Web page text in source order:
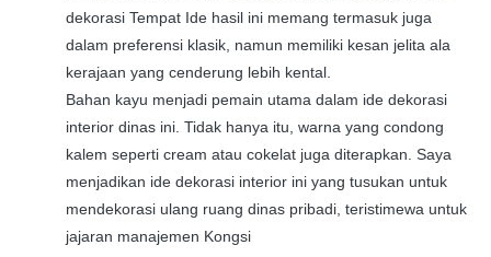
dekorasi Tempat Ide hasil ini memang termasuk juga
dalam preferensi klasik, namun memiliki kesan jelita ala
kerajaan yang cenderung lebih kental.
Bahan kayu menjadi pemain utama dalam ide dekorasi
interior dinas ini. Tidak hanya itu, warna yang condong
kalem seperti cream atau cokelat juga diterapkan. Saya
menjadikan ide dekorasi interior ini yang tusukan untuk
mendekorasi ulang ruang dinas pribadi, teristimewa untuk
jajaran manajemen Kongsi